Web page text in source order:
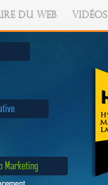
DU WEB VIDÉOS